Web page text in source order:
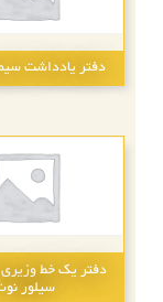
دفتر یادداشت سیمی
دفتر یک خط
سیلور